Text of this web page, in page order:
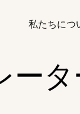
私たちにつ
ータ